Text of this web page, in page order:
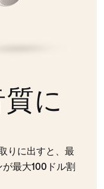
に
りに出すと、最
最大100ドル割